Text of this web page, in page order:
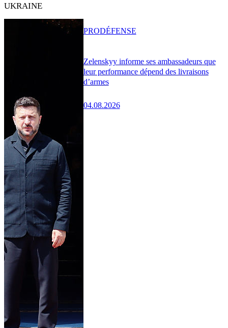
UKRAINE
Zelenskyy informe ses ambassadeurs que
leur performance dépend des livraisons
d’armes
04.08.2026
PRODÉFENSE